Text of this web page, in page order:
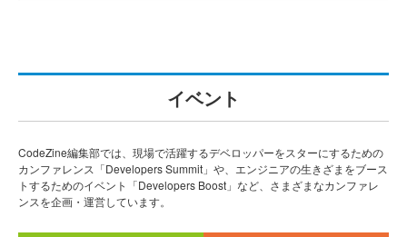
イベント
CodeZine編集部では、現場で活躍するデベロッパーをスターにするための
カンファレンス「Developers Summit」や、エンジニアの生きざまをブース
トするためのイベント「Developers Boost」など、さまざまなカンファレ
ンスを企画・運営しています。